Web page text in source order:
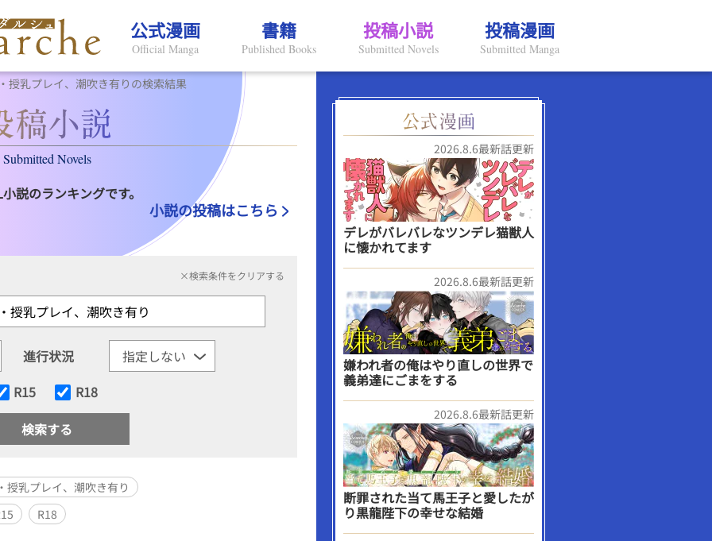
公式漫画
Official Manga
書籍
Published Books
投稿小説
Submitted Novels
投稿漫画
Submitted Manga
授乳プレイ、潮吹き有りの検索結果
Submitted Novels
説のランキングです。
小説の投稿はこちら
×検索条件をクリアする
進行状況
R15
R18
授乳プレイ、潮吹き有り
R18
2026.8.6最新話更新
デレがバレバレなツンデレ猫獣人
に懐かれてます
2026.8.6最新話更新
嫌われ者の俺はやり直しの世界で
義弟達にごまをする
2026.8.6最新話更新
断罪された当て馬王子と愛したが
り黒龍陛下の幸せな結婚